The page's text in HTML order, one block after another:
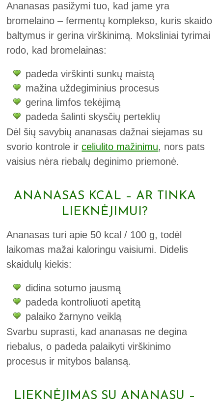
Ananasas pasižymi tuo, kad jame yra
bromelaino – fermentų komplekso, kuris skaido
baltymus ir gerina virškinimą. Moksliniai tyrimai
rodo, kad bromelainas:
padeda virškinti sunkų maistą
mažina uždegiminius procesus
gerina limfos tekėjimą
padeda šalinti skysčių perteklių
Dėl šių savybių ananasas dažnai siejamas su
svorio kontrole irceliulito mažinimu, nors pats
vaisius nėra riebalų deginimo priemonė.
ANANASAS KCAL – AR TINKA
LIEKNĖJIMUI?
Ananasas turi apie 50 kcal / 100 g, todėl
laikomas mažai kaloringu vaisiumi. Didelis
skaidulų kiekis:
didina sotumo jausmą
padeda kontroliuoti apetitą
palaiko žarnyno veiklą
Svarbu suprasti, kad ananasas ne degina
riebalus, o padeda palaikyti virškinimo
procesus ir mitybos balansą.
LIEKNĖJIMAS SU ANANASU –